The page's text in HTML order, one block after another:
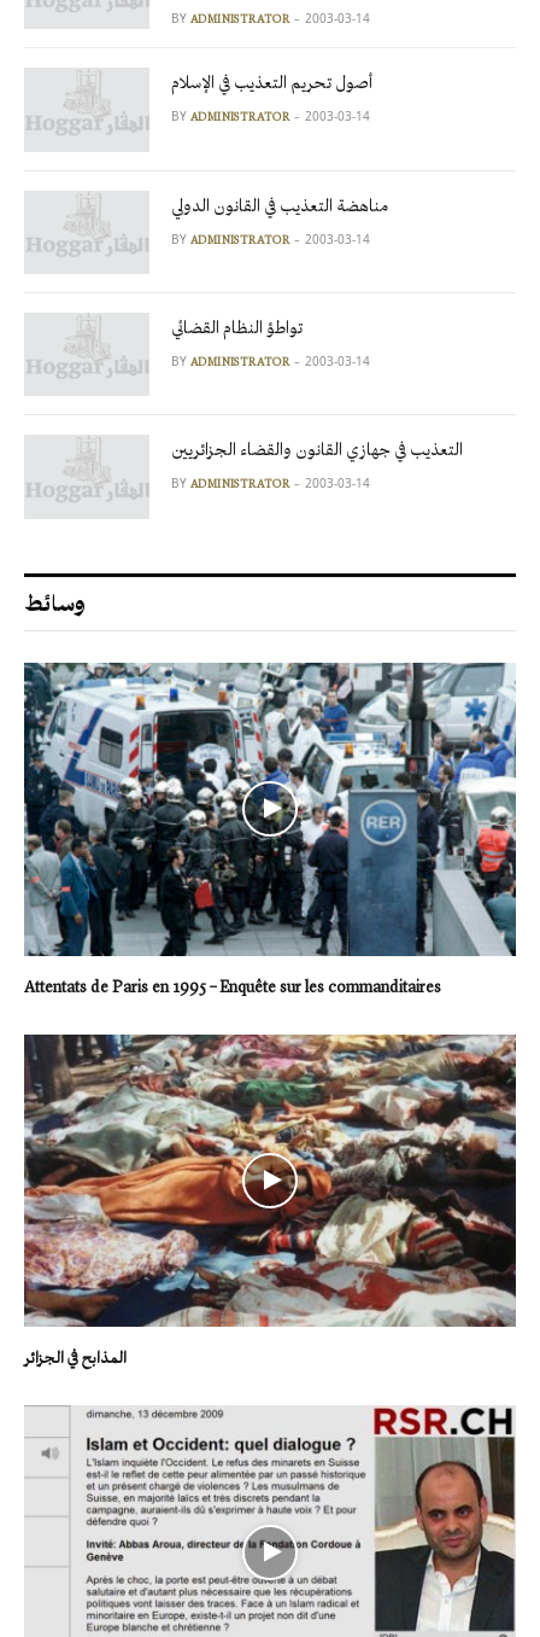
BY ADMINISTRATOR 2003-03-14
أصول تحريم التعذيب في الإسلام
BY ADMINISTRATOR 2003-03-14
مناهضة التعذيب في القانون الدولي
BY ADMINISTRATOR 2003-03-14
تواطؤ النظام القضائي
BY ADMINISTRATOR 2003-03-14
التعذيب في جهازي القانون والقضاء الجزائريين
BY ADMINISTRATOR 2003-03-14
وسائط
Attentats de Paris en 1995 – Enquête sur les commanditaires
المذابح في الجزائر